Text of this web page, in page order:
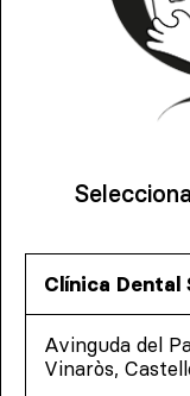
Clínica Dental
Avinguda del
Vinaròs,